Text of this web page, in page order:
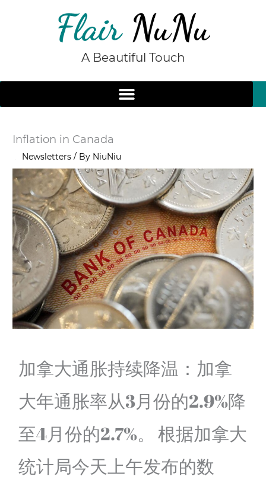
A Beautiful Touch
Inflation in Canada
Newsletters / By NiuNiu
加拿大通胀持续降温：加拿
大年通胀率从3月份的2.9%降
至4月份的2.7%。 根据加拿大
统计局今天上午发布的数